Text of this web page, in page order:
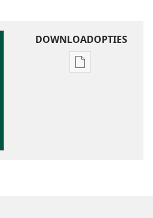
DOWNLOADOPTIES